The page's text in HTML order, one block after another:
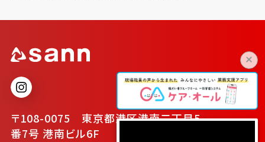
〒108-0075 東京都港区港南二丁目5
番7号 港南ビル6F